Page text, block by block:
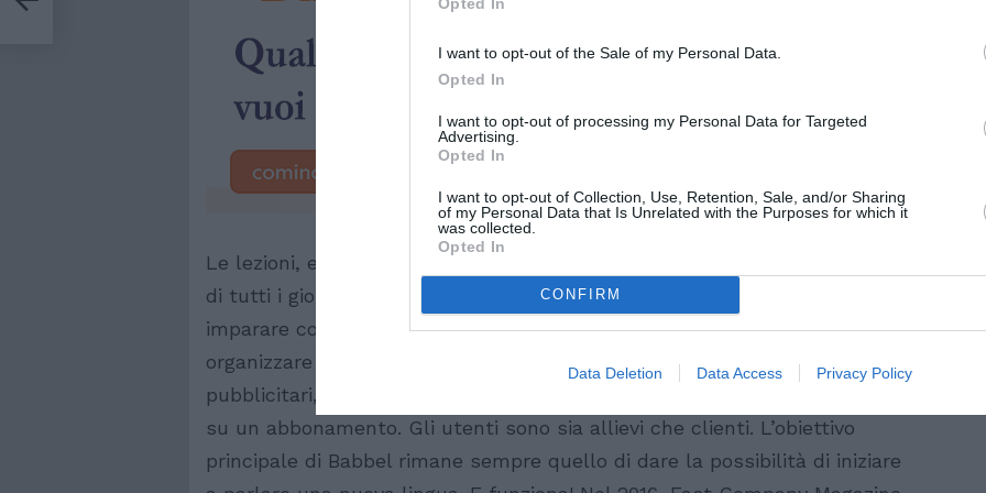
I want to opt-out of the Sale of my Personal Data.
Opted In
I want to opt-out of processing my Personal Data for Targeted
Advertising.
Opted In
I want to opt-out of Collection, Use, Retention, Sale, and/or Sharing
of my Personal Data that Is Unrelated with the Purposes for which it
was collected.
Opted In
CONFIRM
Data Deletion Data Access Privacy Policy
Le lezioni, essendo brevi, possono essere integrate facilmente nella vita
di tutti i giorni e trattano argomenti utili nel mondo reale: potrete
imparare come ci si presenta, come si ordina da mangiare o come
organizzare un viaggio nella lingua prescelta. Babbel non ha annunci
pubblicitari, perché utilizza un modello di business trasparente, basato
su un abbonamento. Gli utenti sono sia allievi che clienti. L’obiettivo
principale di Babbel rimane sempre quello di dare la possibilità di iniziare